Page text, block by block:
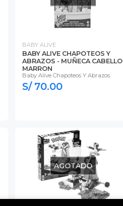
BABY ALIVE
BABY ALIVE CHAPOTEOS Y
ABRAZOS - MUÑECA CABELLO
MARRON
Baby Alive Chapoteos Y Abrazos
S/ 70.00
AGOTADO